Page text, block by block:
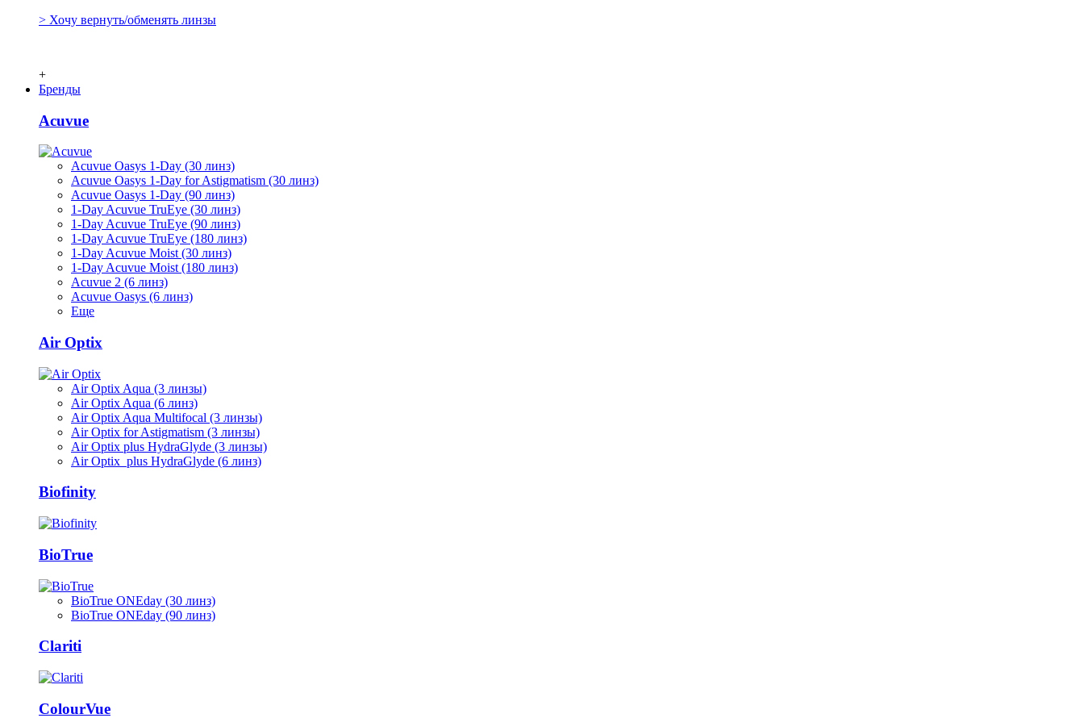
> Хочу вернуть/обменять линзы
+
Бренды
Acuvue
Acuvue Oasys 1-Day (30 линз)
Acuvue Oasys 1-Day for Astigmatism (30 линз)
Acuvue Oasys 1-Day (90 линз)
1-Day Acuvue TruEye (30 линз)
1-Day Acuvue TruEye (90 линз)
1-Day Acuvue TruEye (180 линз)
1-Day Acuvue Moist (30 линз)
1-Day Acuvue Moist (180 линз)
Acuvue 2 (6 линз)
Acuvue Oasys (6 линз)
Еще
Air Optix
Air Optix Aqua (3 линзы)
Air Optix Aqua (6 линз)
Air Optix Aqua Multifocal (3 линзы)
Air Optix for Astigmatism (3 линзы)
Air Optix plus HydraGlyde (3 линзы)
Air Optix plus HydraGlyde (6 линз)
Biofinity
BioTrue
BioTrue ONEday (30 линз)
BioTrue ONEday (90 линз)
Clariti
ColourVue